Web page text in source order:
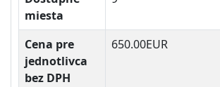
miesta
Cena pre
jednotlivca
bez DPH
650.00EUR